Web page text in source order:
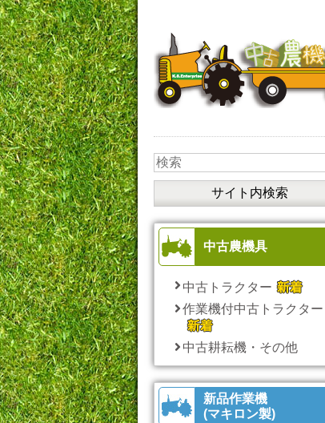
中古農機具
中古トラクター
作業機付中古トラクター
中古耕耘機・その他
新品作業機
(マキロン製)